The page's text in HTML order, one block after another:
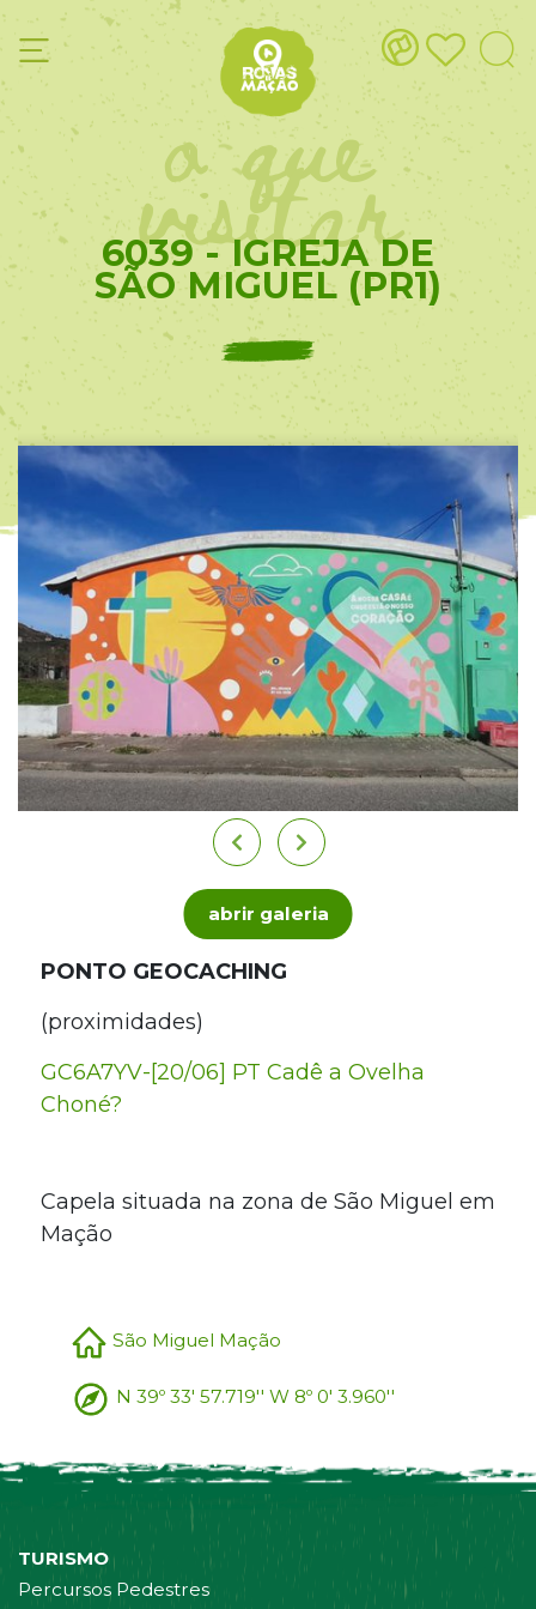
o que
visitar
6039 - IGREJA DE
SÃO MIGUEL (PR1)
abrir galeria
PONTO GEOCACHING
(proximidades)
GC6A7YV-[20/06] PT Cadê a Ovelha
Choné?
Capela situada na zona de São Miguel em
Mação
São Miguel Mação
N 39º 33' 57.719'' W 8º 0' 3.960''
TURISMO
Percursos Pedestres